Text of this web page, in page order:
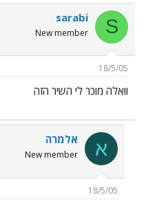
S
sarabi
New member
18/5/05
וואלה מוכר לי השיר הזה
א אלמרה
New member
18/5/05